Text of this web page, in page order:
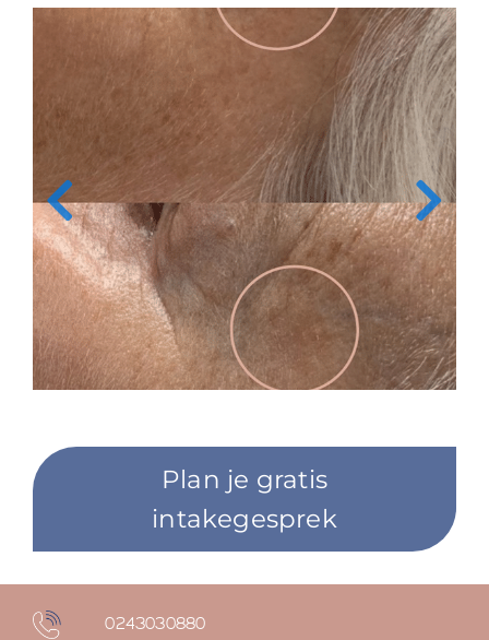
Plan je gratis
intakegesprek
0243030880